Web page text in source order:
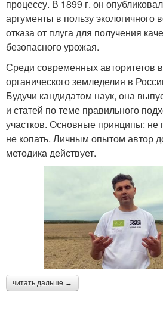
процессу. В 1899 г. он
аргументы в пользу
отказа от плуга для получения
безопасного урожая.
Среди современных авторитетов
органического земледелия в
Будучи кандидатом наук, она
и статей по теме правильного
участков. Основные принципы: не
не копать. Личным опытом автор
методика действует.
читать дальше →